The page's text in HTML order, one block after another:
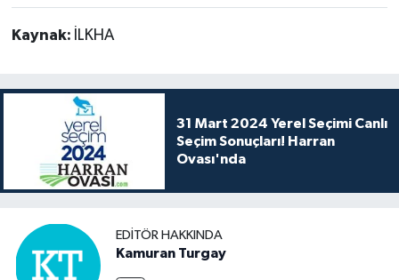
Kaynak: İLKHA
31 Mart 2024 Yerel Seçimi Canlı
Seçim Sonuçları! Harran
Ovası'nda
EDITÖR HAKKINDA
Kamuran Turgay